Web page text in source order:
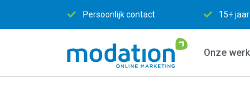
15+ jaar ervaring
Onze